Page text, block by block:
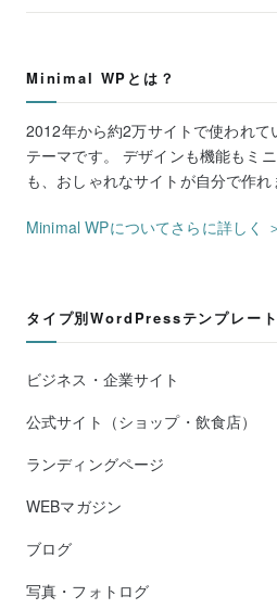
Minimal WPとは？
2012年から約2万サイトで使われ
テーマです。 デザインも機能もミ
も、おしゃれなサイトが自分で作れ
Minimal WPについてさらに詳しく
タイプ別WordPressテンプレート
ビジネス・企業サイト
公式サイト（ショップ・飲食店）
ランディングページ
WEBマガジン
ブログ
写真・フォトログ